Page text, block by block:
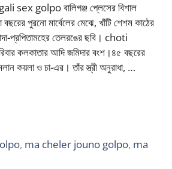
sex golpo বালিগঞ্জ প্লেসের বিশাল
পুরনো মার্বেলের মেঝে, খাঁটি শেশম কাঠের
প্রপিতামহের তেলরঙের ছবি। choti
কলকাতার আদি জমিদার বংশ।৪৫ বছরের
কয়লা ও চা-এর। তাঁর স্ত্রী অনুরাধা, …
, ma cheler jouno golpo, ma